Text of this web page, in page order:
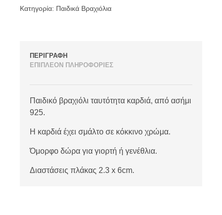
Κατηγορία: Παιδικά Βραχιόλια
ΠΕΡΙΓΡΑΦΗ
ΕΠΙΠΛΕΟΝ ΠΛΗΡΟΦΟΡΙΕΣ
Παιδικό βραχιόλι ταυτότητα καρδιά, από ασήμι
925.
Η καρδιά έχει σμάλτο σε κόκκινο χρώμα.
Όμορφο δώρα για γιορτή ή γενέθλια.
Διαστάσεις πλάκας 2.3 x 6cm.